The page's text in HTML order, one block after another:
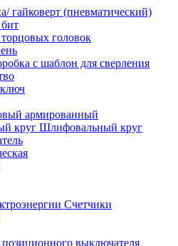
гайковерт (пневматический)
головок
с шаблон для сверления
армированный
Шлифовальный круг
Счетчики
выключателя